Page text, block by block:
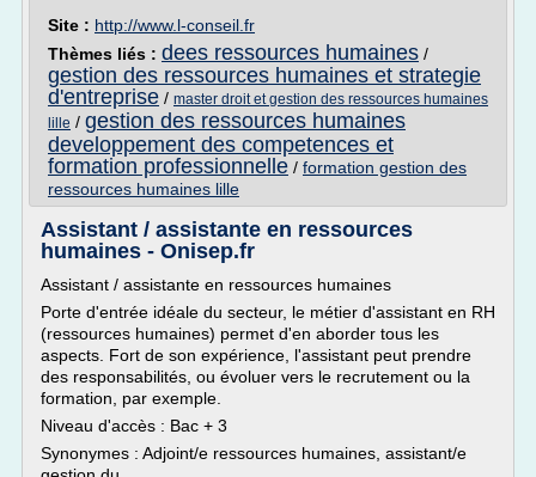
Site : http://www.l-conseil.fr
Thèmes liés : dees ressources humaines /
gestion des ressources humaines et strategie
d'entreprise / master droit et gestion des ressources humaines
lille / gestion des ressources humaines
developpement des competences et
formation professionnelle / formation gestion des
ressources humaines lille
Assistant / assistante en ressources
humaines - Onisep.fr
Assistant / assistante en ressources humaines
Porte d'entrée idéale du secteur, le métier d'assistant en RH
(ressources humaines) permet d'en aborder tous les
aspects. Fort de son expérience, l'assistant peut prendre
des responsabilités, ou évoluer vers le recrutement ou la
formation, par exemple.
Niveau d'accès : Bac + 3
Synonymes : Adjoint/e ressources humaines, assistant/e